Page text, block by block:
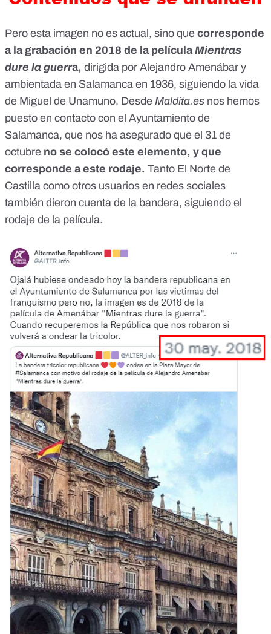
Pero esta imagen no es actual, sino que corresponde
a la grabación en 2018 de la películaMientras
dure la guerra, dirigida por Alejandro Amenábar y
ambientada en Salamanca en 1936, siguiendo la vida
de Miguel de Unamuno. Desde Maldita.es nos hemos
puesto en contacto con el Ayuntamiento de
Salamanca, que nos ha asegurado que el 31 de
octubre no se colocó este elemento, y que
corresponde a este rodaje. Tanto El Norte de
Castilla como otros usuarios en redes sociales
también dieron cuenta de la bandera, siguiendo el
rodaje de la película.